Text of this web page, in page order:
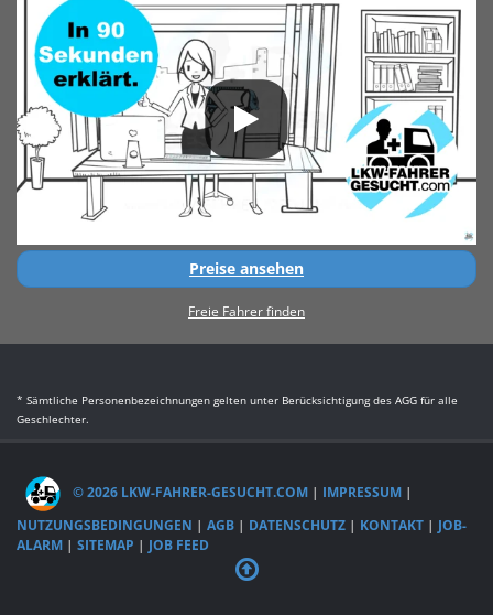
Preise ansehen
Freie Fahrer finden
* Sämtliche Personenbezeichnungen gelten unter Berücksichtigung des AGG für alle
Geschlechter.
© 2026 LKW-FAHRER-GESUCHT.COM | IMPRESSUM |
NUTZUNGSBEDINGUNGEN | AGB | DATENSCHUTZ | KONTAKT | JOB-
ALARM | SITEMAP | JOB FEED